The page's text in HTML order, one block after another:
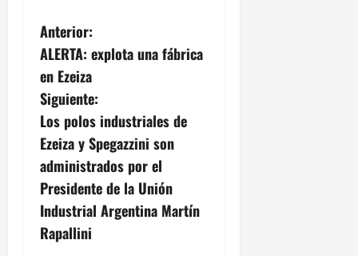
N
a
v
e
g
a
c
Anterior:
ALERTA: explota una fábrica
en Ezeiza
Siguiente:
Los polos industriales de
Ezeiza y Spegazzini son
administrados por el
Presidente de la Unión
Industrial Argentina Martín
Rapallini